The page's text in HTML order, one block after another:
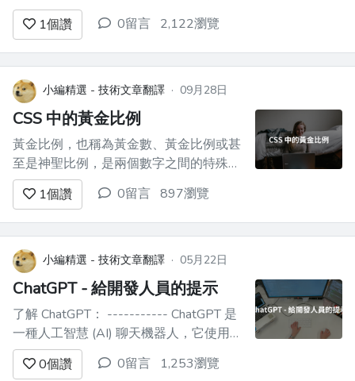
html, body { margin: 0; padding: 0; } /* 使
用視口相對單位以完全覆蓋頁面 */ body {
height: 100vh; ...
1個讚 0留言 2,122瀏覽
小編精選 - 技術文章翻譯 · 09月28日
CSS 中的黃金比例
黃金比例，也稱為黃金數、黃金比例或甚
至是神聖比例，是兩個數字之間的特殊關
係，其大約等於 1.618。它常用希臘字母
「phi」表示。值得注意的是，這個比例
與費波那契數列有著密切的聯繫—這是一
系列的數字，每個數字都是前兩個數字的
總和。費波那契數列以 0、1 開始，然後
繼續：1、2、3、5、8、13、21...
1個讚 0留言 897瀏覽
小編精選 - 技術文章翻譯 · 05月22日
ChatGPT - 給開發人員的提示
了解 ChatGPT： ----------- ChatGPT 是
一種人工智慧 (AI) 聊天機器人，它使用自
然語言處理來建立類人對話。這個語言模
型可以回答問題並撰寫各種書面內容，包
0個讚 0留言 1,253瀏覽